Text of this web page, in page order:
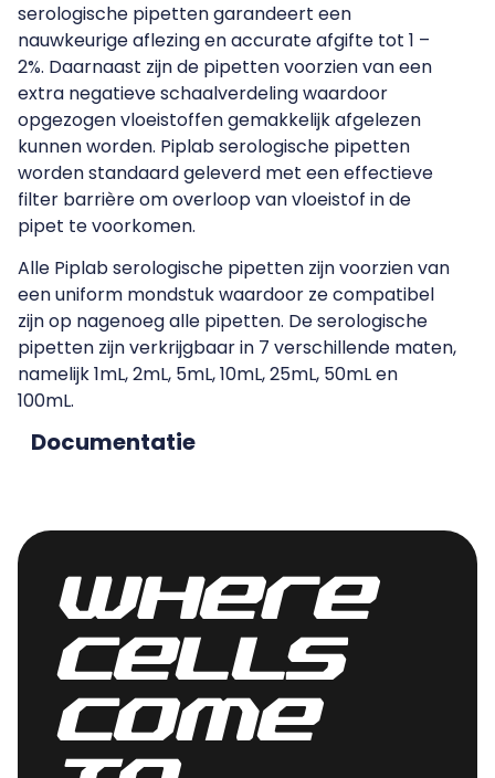
serologische pipetten garandeert een
nauwkeurige aflezing en accurate afgifte tot 1 –
2%. Daarnaast zijn de pipetten voorzien van een
extra negatieve schaalverdeling waardoor
opgezogen vloeistoffen gemakkelijk afgelezen
kunnen worden. Piplab serologische pipetten
worden standaard geleverd met een effectieve
filter barrière om overloop van vloeistof in de
pipet te voorkomen.
Alle Piplab serologische pipetten zijn voorzien van
een uniform mondstuk waardoor ze compatibel
zijn op nagenoeg alle pipetten. De serologische
pipetten zijn verkrijgbaar in 7 verschillende maten,
namelijk 1mL, 2mL, 5mL, 10mL, 25mL, 50mL en
100mL.
Documentatie
Where
cells
come